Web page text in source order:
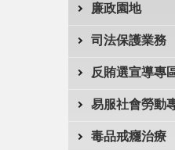
廉政園地
司法保護業務
反賄選宣導專
易服社會勞動
毒品戒癮治療